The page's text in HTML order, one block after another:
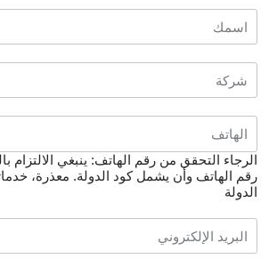
الرجاء التحقق من رقم الهاتف: ينبغي الالتزام
رقم الهاتف وأن يشمل كود الدولة. معذرة،
الدولة